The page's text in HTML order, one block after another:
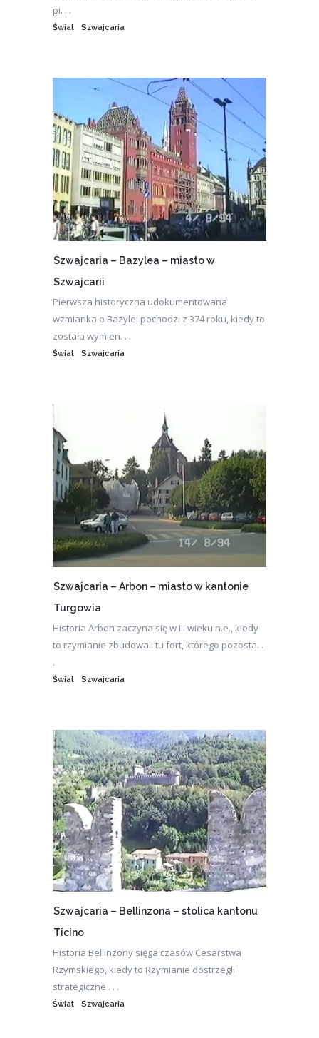
pi. . .
Świat Szwajcaria
Szwajcaria – Bazylea – miasto w
Szwajcarii
Pierwsza historyczna udokumentowana
wzmianka o Bazylei pochodzi z 374 roku, kiedy to
została wymien. . .
Świat Szwajcaria
Szwajcaria – Arbon – miasto w kantonie
Turgowia
Historia Arbon zaczyna się w III wieku n.e., kiedy
to rzymianie zbudowali tu fort, którego pozosta. .
.
Świat Szwajcaria
Szwajcaria – Bellinzona – stolica kantonu
Ticino
Historia Bellinzony sięga czasów Cesarstwa
Rzymskiego, kiedy to Rzymianie dostrzegli
strategiczne . . .
Świat Szwajcaria